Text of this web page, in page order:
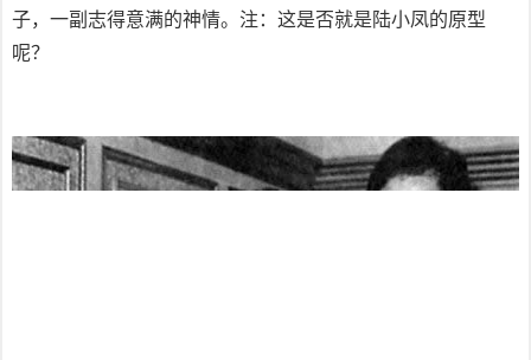
子，一副志得意满的神情。注：这是否就是陆小凤的原型
呢？